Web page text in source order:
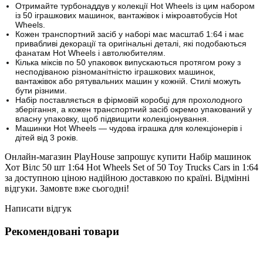
Отримайте турбонаддув у колекції Hot Wheels із цим набором
із 50 іграшкових машинок, вантажівок і мікроавтобусів Hot
Wheels.
Кожен транспортний засіб у наборі має масштаб 1:64 і має
привабливі декорації та оригінальні деталі, які подобаються
фанатам Hot Wheels і автолюбителям.
Кілька міксів по 50 упаковок випускаються протягом року з
несподіваною різноманітністю іграшкових машинок,
вантажівок або рятувальних машин у кожній. Стилі можуть
бути різними.
Набір поставляється в фірмовій коробці для прохолодного
зберігання, а кожен транспортний засіб окремо упакований у
власну упаковку, щоб підвищити колекціонування.
Машинки Hot Wheels — чудова іграшка для колекціонерів і
дітей від 3 років.
Онлайн-магазин PlayHouse запрошує купити Набір машинок
Хот Вілс 50 шт 1:64 Hot Wheels Set of 50 Toy Trucks Cars in 1:64
за доступною ціною надійною доставкою по країні. Відмінні
відгуки. Замовте вже сьогодні!
Написати відгук
Рекомендовані товари